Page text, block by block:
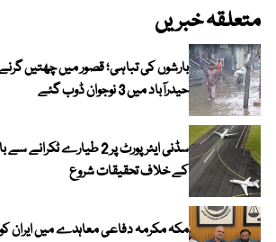
متعلقہ خبریں
حیدرآباد میں 3 نوجوان ڈوب گئے
سڈنی ایئرپورٹ پر 2 طیارے
کے خلاف تحقیقات شروع
مکہ مکرمہ دفاعی معاہدے میں ایران